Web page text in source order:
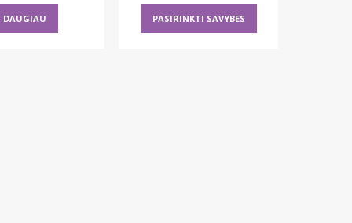
DAUGIAU PASIRINKTI SAVYBES
product